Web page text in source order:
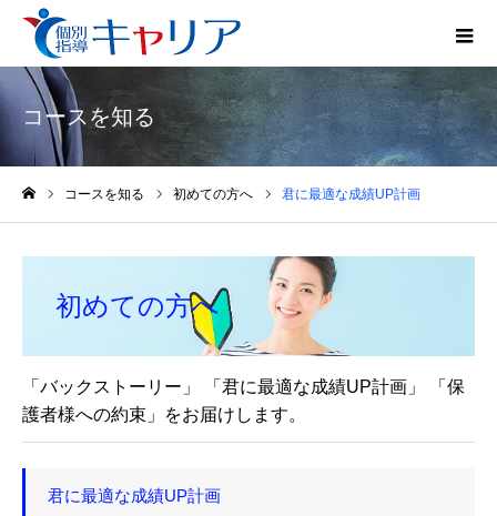
コースを知る
コースを知る 初めての方へ 君に最適な成績UP計画
初めての方へ
「バックストーリー」 「君に最適な成績UP計画」 「保
護者様への約束」をお届けします。
君に最適な成績UP計画